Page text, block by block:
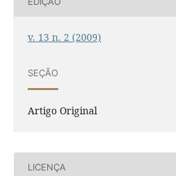
v. 13 n. 2 (2009)
SEÇÃO
Artigo Original
LICENÇA